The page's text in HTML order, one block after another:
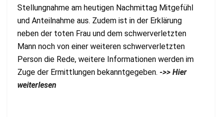
Stellungnahme am heutigen Nachmittag Mitgefühl
und Anteilnahme aus. Zudem ist in der Erklärung
neben der toten Frau und dem schwerverletzten
Mann noch von einer weiteren schwerverletzten
Person die Rede, weitere Informationen werden im
Zuge der Ermittlungen bekanntgegeben. ->> Hier
weiterlesen